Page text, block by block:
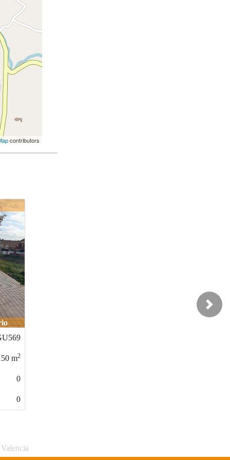
contributors
€
GU568
1200
Next